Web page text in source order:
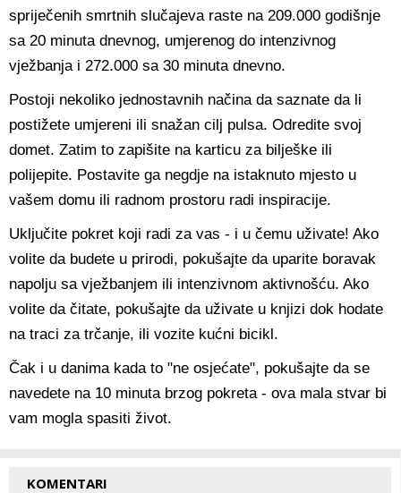
spriječenih smrtnih slučajeva raste na 209.000 godišnje
sa 20 minuta dnevnog, umjerenog do intenzivnog
vježbanja i 272.000 sa 30 minuta dnevno.
Postoji nekoliko jednostavnih načina da saznate da li
postižete umjereni ili snažan cilj pulsa. Odredite svoj
domet. Zatim to zapišite na karticu za bilješke ili
polijepite. Postavite ga negdje na istaknuto mjesto u
vašem domu ili radnom prostoru radi inspiracije.
Uključite pokret koji radi za vas - i u čemu uživate! Ako
volite da budete u prirodi, pokušajte da uparite boravak
napolju sa vježbanjem ili intenzivnom aktivnošću. Ako
volite da čitate, pokušajte da uživate u knjizi dok hodate
na traci za trčanje, ili vozite kućni bicikl.
Čak i u danima kada to "ne osjećate", pokušajte da se
navedete na 10 minuta brzog pokreta - ova mala stvar bi
vam mogla spasiti život.
KOMENTARI